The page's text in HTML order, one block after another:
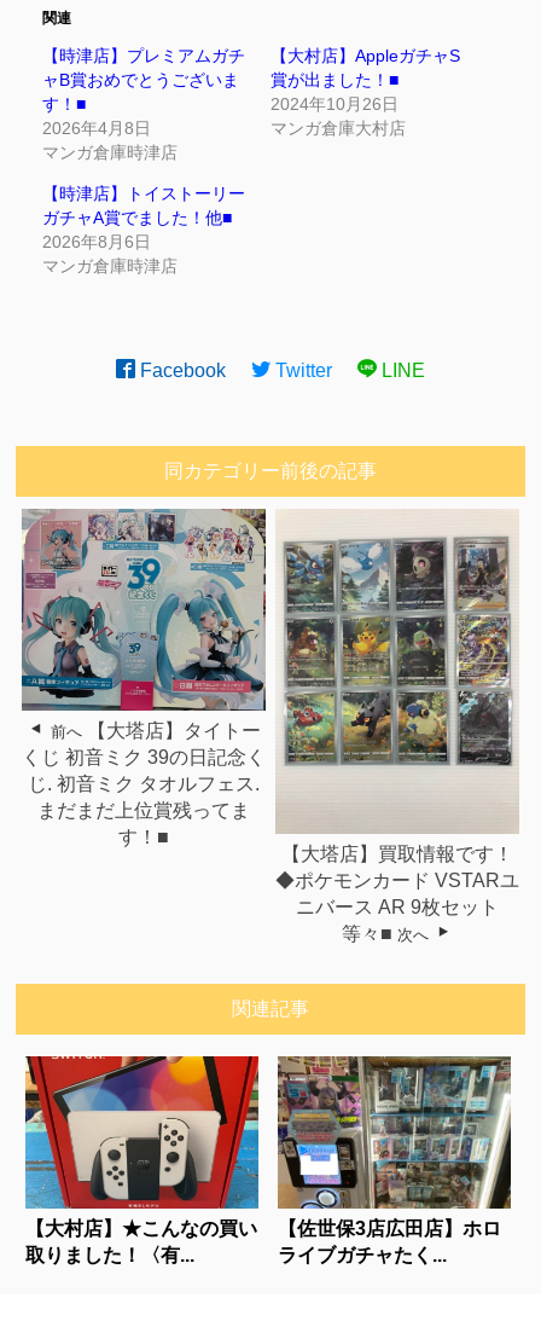
関連
【時津店】プレミアムガチ
ャB賞おめでとうございま
す！■
2026年4月8日
マンガ倉庫時津店
【大村店】AppleガチャS
賞が出ました！■
2024年10月26日
マンガ倉庫大村店
【時津店】トイストーリー
ガチャA賞でました！他■
2026年8月6日
マンガ倉庫時津店
Facebook Twitter LINE
同カテゴリー前後の記事
前へ
【大塔店】タイトー
くじ 初音ミク 39の日記念く
じ. 初音ミク タオルフェス.
まだまだ上位賞残ってま
す！■
【大塔店】買取情報です！
◆ポケモンカード VSTARユ
ニバース AR 9枚セット
等々■ 次へ
関連記事
【大村店】★こんなの買い
取りました！〈有...
【佐世保3店広田店】ホロ
ライブガチャたく...